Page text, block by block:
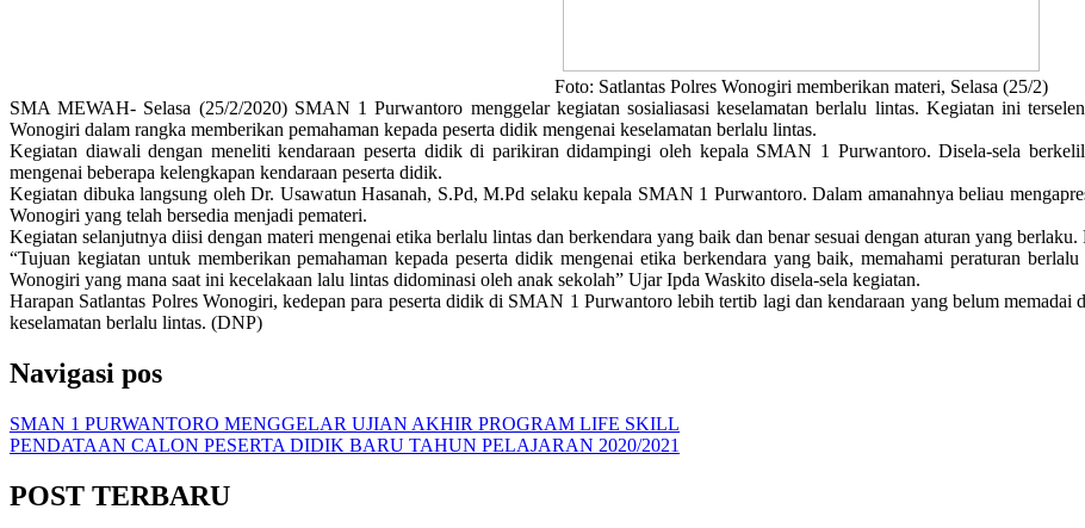
Foto: Satlantas Polres Wonogiri memberikan materi, Selasa (25/2)
SMA MEWAH- Selasa (25/2/2020) SMAN 1 Purwantoro menggelar kegiatan sosialiasasi keselamatan berlalu lintas. Kegiatan ini
Wonogiri dalam rangka memberikan pemahaman kepada peserta didik mengenai keselamatan berlalu lintas.
Kegiatan diawali dengan meneliti kendaraan peserta didik di parikiran didampingi oleh kepala SMAN 1 Purwantoro. Disela-sela
mengenai beberapa kelengkapan kendaraan peserta didik.
Kegiatan dibuka langsung oleh Dr. Usawatun Hasanah, S.Pd, M.Pd selaku kepala SMAN 1 Purwantoro. Dalam amanahnya beliau
Wonogiri yang telah bersedia menjadi pemateri.
Kegiatan selanjutnya diisi dengan materi mengenai etika berlalu lintas dan berkendara yang baik dan benar sesuai dengan aturan yang
“Tujuan kegiatan untuk memberikan pemahaman kepada peserta didik mengenai etika berkendara yang baik, memahami peraturan
Wonogiri yang mana saat ini kecelakaan lalu lintas didominasi oleh anak sekolah” Ujar Ipda Waskito disela-sela kegiatan.
Harapan Satlantas Polres Wonogiri, kedepan para peserta didik di SMAN 1 Purwantoro lebih tertib lagi dan kendaraan yang belum
keselamatan berlalu lintas. (DNP)
Navigasi pos
SMAN 1 PURWANTORO MENGGELAR UJIAN AKHIR PROGRAM LIFE SKILL
PENDATAAN CALON PESERTA DIDIK BARU TAHUN PELAJARAN 2020/2021
POST TERBARU